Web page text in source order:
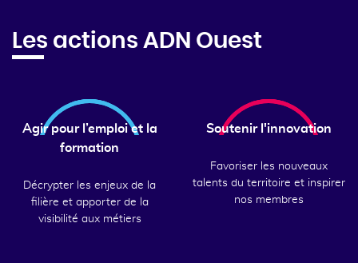
Les actions ADN Ouest
Agir pour l’emploi et la
formation
Décrypter les enjeux de la
filière et apporter de la
visibilité aux métiers
Soutenir l'innovation
Favoriser les nouveaux
talents du territoire et inspirer
nos membres